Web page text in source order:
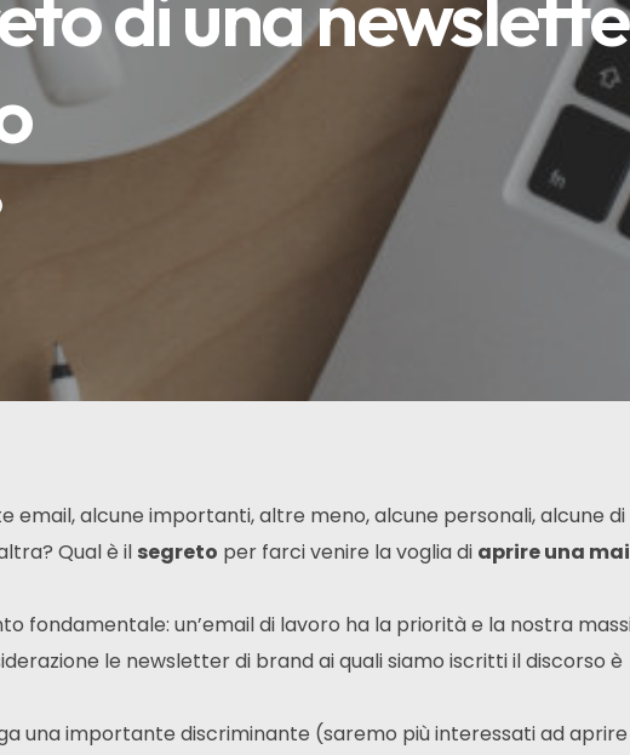
email, alcune importanti, altre meno, alcune personali, alcune di
Qual è il segreto per farci venire la voglia di aprire una
fondamentale: un’email di lavoro ha la priorità e la nostra
le newsletter di brand ai quali siamo iscritti il discorso è
una importante discriminante (saremo più interessati ad aprire